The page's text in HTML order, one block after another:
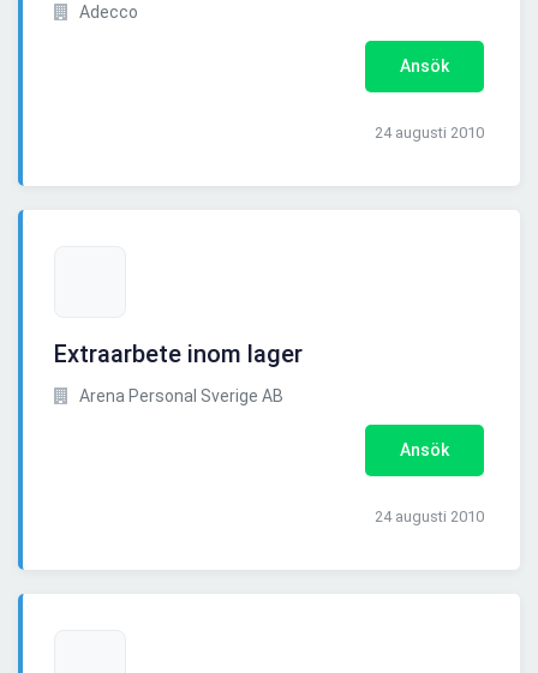
Adecco
Ansök
24 augusti 2010
Extraarbete inom lager
Arena Personal Sverige AB
Ansök
24 augusti 2010